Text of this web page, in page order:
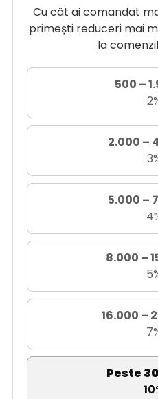
Cu cât ai comandat
primești reduceri mai
la
500 –
2.000 –
5.000 –
8.000 –
16.000 –
Peste